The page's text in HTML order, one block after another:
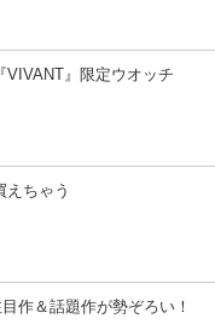
』限定ウオッチ
えちゃう
作＆話題作が勢ぞろい！